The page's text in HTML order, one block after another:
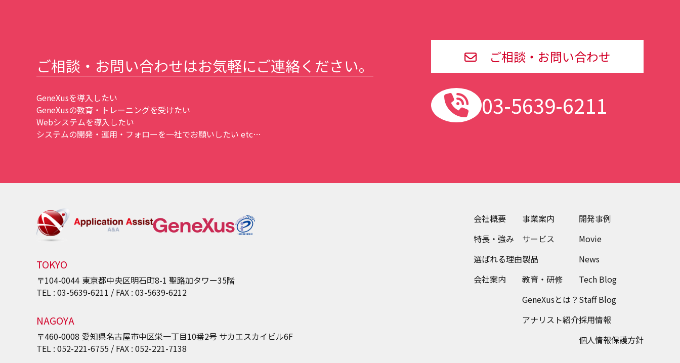
ご相談・お問い合わせはお気軽にご連絡ください。
GeneXusを導入したい
GeneXusの教育・トレーニングを受けたい
Webシステムを導入したい
システムの開発・運用・フォローを一社でお願いしたい etc…
ご相談・お問い合わせ
03-5639-6211
TOKYO
〒104-0044 東京都中央区明石町8-1 聖路加タワー35階
TEL : 03-5639-6211 / FAX : 03-5639-6212
NAGOYA
〒460-0008 愛知県名古屋市中区栄一丁目10番2号 サカエスカイビル6F
TEL : 052-221-6755 / FAX : 052-221-7138
会社概要
特長・強み
選ばれる理由
会社案内
事業案内
サービス
製品
教育・研修
GeneXusとは？
アナリスト紹介
開発事例
Movie
News
Tech Blog
Staff Blog
採用情報
個人情報保護方針